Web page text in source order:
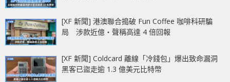
[XF 新聞] 港澳聯合搗破 Fun Coffee 咖啡科研騙
局 涉款近億‧聲稱高達 4 倍回報
[XF 新聞] Coldcard 離線「冷錢包」爆出致命漏洞
黑客已盜走逾 1.3 億美元比特幣